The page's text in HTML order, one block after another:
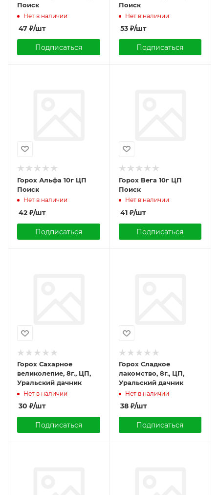
Поиск
Нет в наличии
47 ₽/шт
Подписаться
Поиск
Нет в наличии
53₽/шт
Подписаться
Горох Альфа 10г ЦП
Поиск
Нет в наличии
42 ₽/шт
Подписаться
Горох Вега 10г ЦП
Поиск
Нет в наличии
41₽/шт
Подписаться
Горох Сахарное
великолепие, 8г., ЦП,
Уральский дачник
Нет в наличии
30 ₽/шт
Подписаться
Горох Сладкое
лакомство, 8г., ЦП,
Уральский дачник
Нет в наличии
38₽/шт
Подписаться